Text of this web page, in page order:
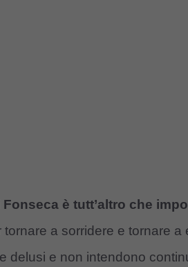
Fonseca è tutt’altro che
tornare a sorridere e tornare
delusi e non intendono